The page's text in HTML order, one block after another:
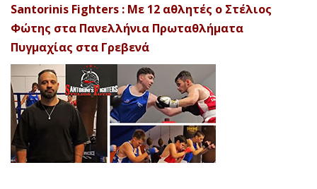
Santorinis Fighters : Με 12 αθλητές ο Στέλιος
Φώτης στα Πανελλήνια Πρωταθλήματα
Πυγμαχίας στα Γρεβενά